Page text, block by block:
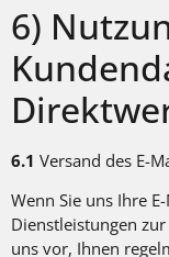
6)
6.1 Versand des E-
Wenn Sie uns Ihre
Dienstleistungen
uns vor, Ihnen